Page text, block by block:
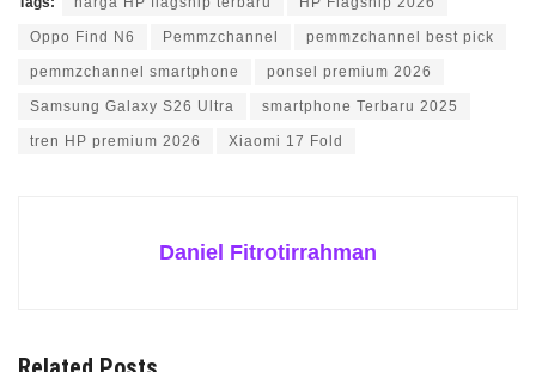
Oppo Find N6 Pemmzchannel pemmzchannel best pick
pemmzchannel smartphone ponsel premium 2026
Samsung Galaxy S26 Ultra smartphone Terbaru 2025
tren HP premium 2026 Xiaomi 17 Fold
Daniel Fitrotirrahman